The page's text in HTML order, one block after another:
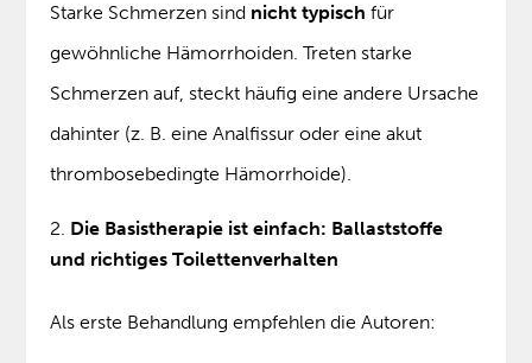
Starke Schmerzen sind nicht typisch für
gewöhnliche Hämorrhoiden. Treten starke
Schmerzen auf, steckt häufig eine andere Ursache
dahinter (z. B. eine Analfissur oder eine akut
thrombosebedingte Hämorrhoide).
Die Basistherapie ist einfach: Ballaststoffe
und richtiges Toilettenverhalten
Als erste Behandlung empfehlen die Autoren: